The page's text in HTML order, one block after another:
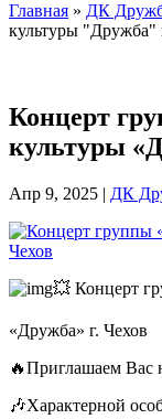
Главная » ДК
культуры "Дружба"
Концерт
культуры
Апр 9, 2025 | ДК
💥 Концерт
«Дружба» г. Чехов
🔥Приглашаем Вас
🎶Характерной